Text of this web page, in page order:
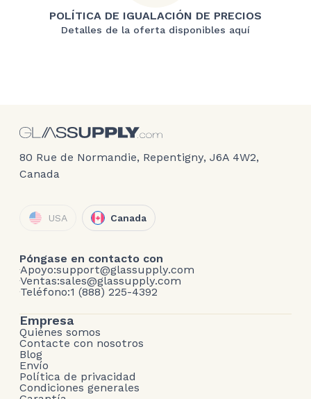
POLÍTICA DE IGUALACIÓN DE PRECIOS
Detalles de la oferta disponibles aquí
80 Rue de Normandie, Repentigny, J6A 4W2,
Canada
USA Canada
Póngase en contacto con
Apoyo:support@glassupply.com
Ventas:sales@glassupply.com
Teléfono:1 (888) 225-4392
Empresa
Quiénes somos
Contacte con nosotros
Blog
Envío
Política de privacidad
Condiciones generales